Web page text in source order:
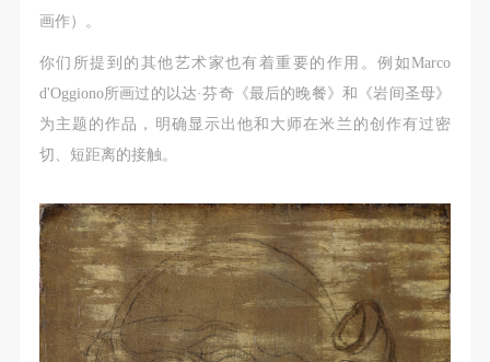
画作）。
你们所提到的其他艺术家也有着重要的作用。例如Marco
d'Oggiono所画过的以达·芬奇《最后的晚餐》和《岩间圣母》
为主题的作品，明确显示出他和大师在米兰的创作有过密
切、短距离的接触。